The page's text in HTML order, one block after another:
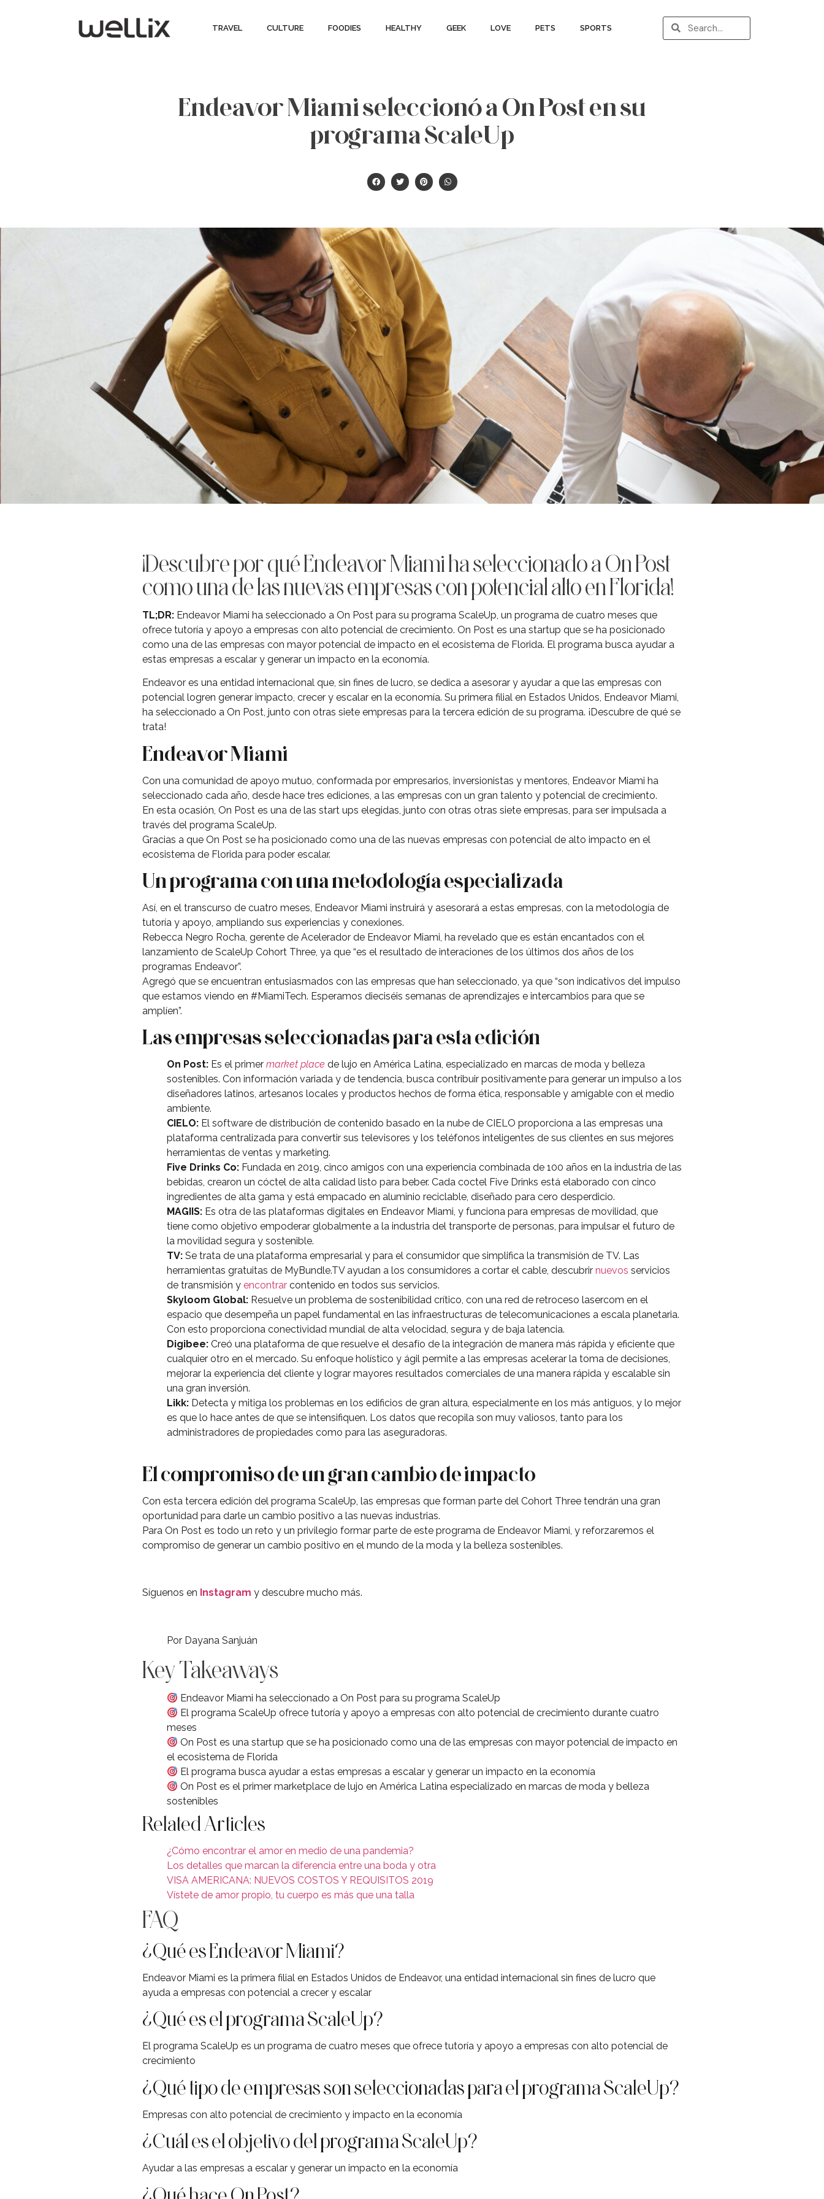
TRAVEL CULTURE FOODIES HEALTHY GEEK LOVE PETS SPORTS
Endeavor Miami seleccionó a On Post en su
programa ScaleUp
¡Descubre por qué Endeavor Miami ha seleccionado a On Post
como una de las nuevas empresas con potencial alto en Florida!
TL;DR: Endeavor Miami ha seleccionado a On Post para su programa ScaleUp, un programa de cuatro meses que
ofrece tutoría y apoyo a empresas con alto potencial de crecimiento. On Post es una startup que se ha posicionado
como una de las empresas con mayor potencial de impacto en el ecosistema de Florida. El programa busca ayudar a
estas empresas a escalar y generar un impacto en la economía.
Endeavor es una entidad internacional que, sin fines de lucro, se dedica a asesorar y ayudar a que las empresas con
potencial logren generar impacto, crecer y escalar en la economía. Su primera filial en Estados Unidos, Endeavor Miami,
ha seleccionado a On Post, junto con otras siete empresas para la tercera edición de su programa. ¡Descubre de qué se
trata!
Endeavor Miami
Con una comunidad de apoyo mutuo, conformada por empresarios, inversionistas y mentores, Endeavor Miami ha
seleccionado cada año, desde hace tres ediciones, a las empresas con un gran talento y potencial de crecimiento.
En esta ocasión, On Post es una de las start ups elegidas, junto con otras otras siete empresas, para ser impulsada a
través del programa ScaleUp.
Gracias a que On Post se ha posicionado como una de las nuevas empresas con potencial de alto impacto en el
ecosistema de Florida para poder escalar.
Un programa con una metodología especializada
Así, en el transcurso de cuatro meses, Endeavor Miami instruirá y asesorará a estas empresas, con la metodología de
tutoría y apoyo, ampliando sus experiencias y conexiones.
Rebecca Negro Rocha, gerente de Acelerador de Endeavor Miami, ha revelado que es están encantados con el
lanzamiento de ScaleUp Cohort Three, ya que “es el resultado de interaciones de los últimos dos años de los
programas Endeavor”.
Agregó que se encuentran entusiasmados con las empresas que han seleccionado, ya que “son indicativos del impulso
que estamos viendo en #MiamiTech. Esperamos dieciséis semanas de aprendizajes e intercambios para que se
amplíen”.
Las empresas seleccionadas para esta edición
On Post: Es el primer market place de lujo en América Latina, especializado en marcas de moda y belleza
sostenibles. Con información variada y de tendencia, busca contribuir positivamente para generar un impulso a los
diseñadores latinos, artesanos locales y productos hechos de forma ética, responsable y amigable con el medio
ambiente.
CIELO: El software de distribución de contenido basado en la nube de CIELO proporciona a las empresas una
plataforma centralizada para convertir sus televisores y los teléfonos inteligentes de sus clientes en sus mejores
herramientas de ventas y marketing.
Five Drinks Co: Fundada en 2019, cinco amigos con una experiencia combinada de 100 años en la industria de las
bebidas, crearon un cóctel de alta calidad listo para beber. Cada coctel Five Drinks está elaborado con cinco
ingredientes de alta gama y está empacado en aluminio reciclable, diseñado para cero desperdicio.
MAGIIS: Es otra de las plataformas digitales en Endeavor Miami, y funciona para empresas de movilidad, que
tiene como objetivo empoderar globalmente a la industria del transporte de personas, para impulsar el futuro de
la movilidad segura y sostenible.
TV: Se trata de una plataforma empresarial y para el consumidor que simplifica la transmisión de TV. Las
herramientas gratuitas de MyBundle.TV ayudan a los consumidores a cortar el cable, descubrir nuevos servicios
de transmisión y encontrar contenido en todos sus servicios.
Skyloom Global: Resuelve un problema de sostenibilidad crítico, con una red de retroceso lasercom en el
espacio que desempeña un papel fundamental en las infraestructuras de telecomunicaciones a escala planetaria.
Con esto proporciona conectividad mundial de alta velocidad, segura y de baja latencia.
Digibee: Creó una plataforma de que resuelve el desafío de la integración de manera más rápida y eficiente que
cualquier otro en el mercado. Su enfoque holístico y ágil permite a las empresas acelerar la toma de decisiones,
mejorar la experiencia del cliente y lograr mayores resultados comerciales de una manera rápida y escalable sin
una gran inversión.
Likk: Detecta y mitiga los problemas en los edificios de gran altura, especialmente en los más antiguos, y lo mejor
es que lo hace antes de que se intensifiquen. Los datos que recopila son muy valiosos, tanto para los
administradores de propiedades como para las aseguradoras.
El compromiso de un gran cambio de impacto
Con esta tercera edición del programa ScaleUp, las empresas que forman parte del Cohort Three tendrán una gran
oportunidad para darle un cambio positivo a las nuevas industrias.
Para On Post es todo un reto y un privilegio formar parte de este programa de Endeavor Miami, y reforzaremos el
compromiso de generar un cambio positivo en el mundo de la moda y la belleza sostenibles.
Síguenos en Instagram y descubre mucho más.
Por Dayana Sanjuán
Key Takeaways
Endeavor Miami ha seleccionado a On Post para su programa ScaleUp
El programa ScaleUp ofrece tutoría y apoyo a empresas con alto potencial de crecimiento durante cuatro
meses
On Post es una startup que se ha posicionado como una de las empresas con mayor potencial de impacto en
el ecosistema de Florida
El programa busca ayudar a estas empresas a escalar y generar un impacto en la economía
On Post es el primer marketplace de lujo en América Latina especializado en marcas de moda y belleza
sostenibles
Related Articles
¿Cómo encontrar el amor en medio de una pandemia?
Los detalles que marcan la diferencia entre una boda y otra
VISA AMERICANA: NUEVOS COSTOS Y REQUISITOS 2019
Vístete de amor propio, tu cuerpo es más que una talla
FAQ
¿Qué es Endeavor Miami?
Endeavor Miami es la primera filial en Estados Unidos de Endeavor, una entidad internacional sin fines de lucro que
ayuda a empresas con potencial a crecer y escalar
¿Qué es el programa ScaleUp?
El programa ScaleUp es un programa de cuatro meses que ofrece tutoría y apoyo a empresas con alto potencial de
crecimiento
¿Qué tipo de empresas son seleccionadas para el programa ScaleUp?
Empresas con alto potencial de crecimiento y impacto en la economía
¿Cuál es el objetivo del programa ScaleUp?
Ayudar a las empresas a escalar y generar un impacto en la economía